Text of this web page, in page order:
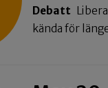
Debatt
kända för